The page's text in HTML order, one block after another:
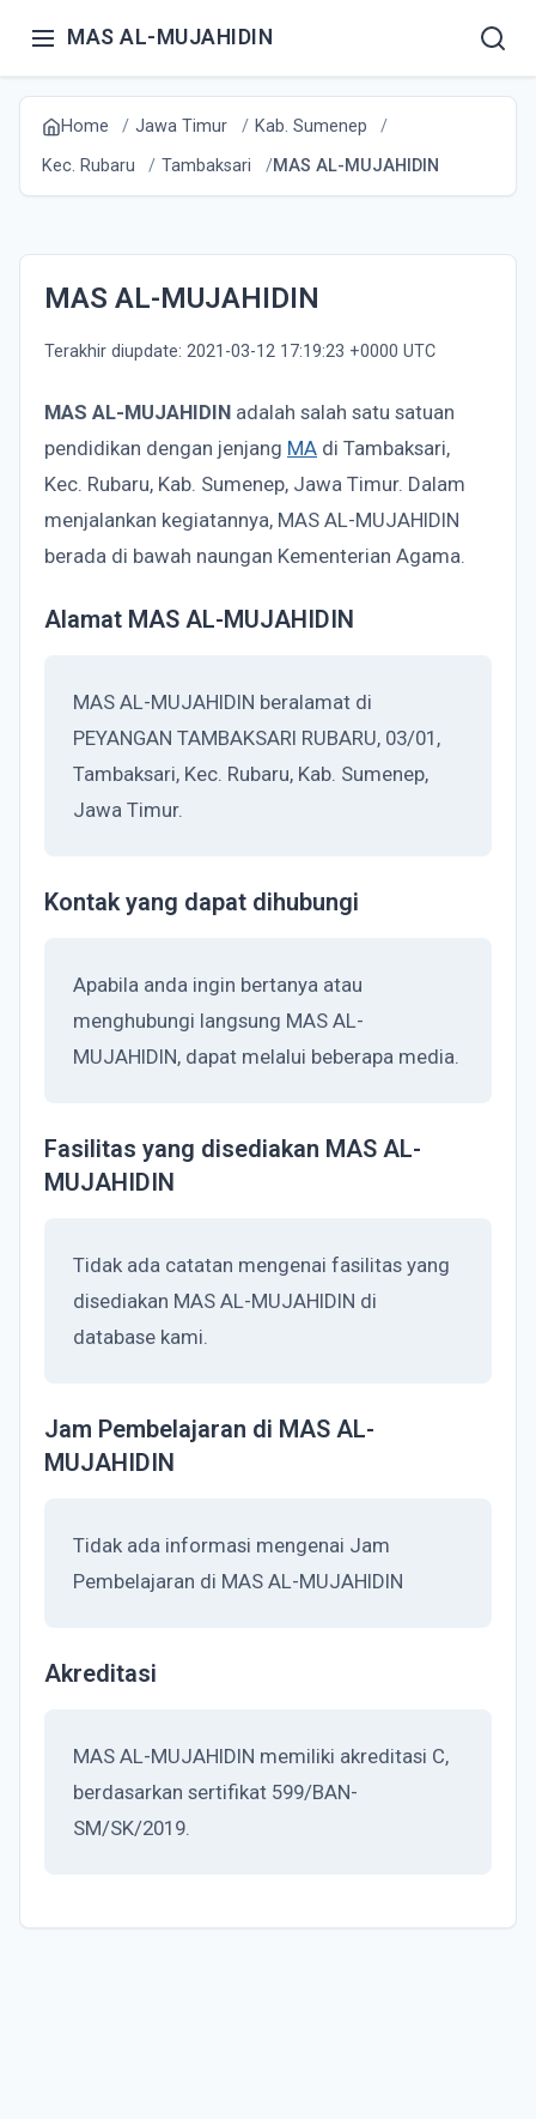
MAS AL-MUJAHIDIN
Home Jawa Timur
Kab. Sumenep
Kec. Rubaru
Tambaksari MAS AL-MUJAHIDIN
MAS AL-MUJAHIDIN
Terakhir diupdate: 2021-03-12 17:19:23 +0000 UTC
MAS AL-MUJAHIDIN adalah salah satu satuan
pendidikan dengan jenjang MA di Tambaksari,
Kec. Rubaru, Kab. Sumenep, Jawa Timur. Dalam
menjalankan kegiatannya, MAS AL-MUJAHIDIN
berada di bawah naungan Kementerian Agama.
Alamat MAS AL-MUJAHIDIN
MAS AL-MUJAHIDIN beralamat di
PEYANGAN TAMBAKSARI RUBARU, 03/01,
Tambaksari, Kec. Rubaru, Kab. Sumenep,
Jawa Timur.
Kontak yang dapat dihubungi
Apabila anda ingin bertanya atau
menghubungi langsung MAS AL-
MUJAHIDIN, dapat melalui beberapa media.
Fasilitas yang disediakan MAS AL-
MUJAHIDIN
Tidak ada catatan mengenai fasilitas yang
disediakan MAS AL-MUJAHIDIN di
database kami.
Jam Pembelajaran di MAS AL-
MUJAHIDIN
Tidak ada informasi mengenai Jam
Pembelajaran di MAS AL-MUJAHIDIN
Akreditasi
MAS AL-MUJAHIDIN memiliki akreditasi C,
berdasarkan sertifikat 599/BAN-
SM/SK/2019.